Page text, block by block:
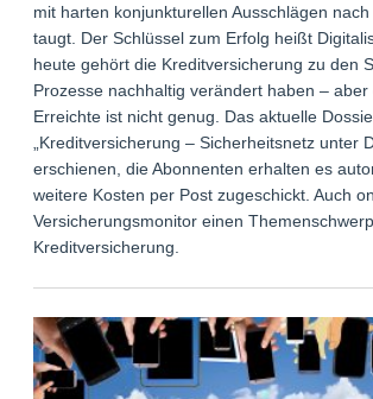
mit harten konjunkturellen Ausschlägen
taugt. Der Schlüssel zum Erfolg heißt
heute gehört die Kreditversicherung zu den
Prozesse nachhaltig verändert haben –
Erreichte ist nicht genug. Das aktuelle
„Kreditversicherung – Sicherheitsnetz unter
erschienen, die Abonnenten erhalten es
weitere Kosten per Post zugeschickt. Auch
Versicherungsmonitor einen
Kreditversicherung.